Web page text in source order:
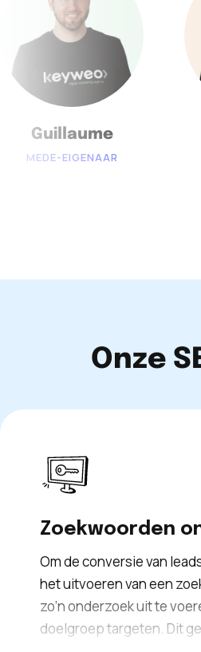
Guillaume
MEDE-EIGENAAR
Onze
Zoekwoorden
Om de conversie van
het uitvoeren van een
zo’n onderzoek uit te
doelgroep targeten. Dit